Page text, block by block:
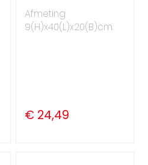
Afmeting
9(H)x40(L)x20(B)cm.
€ 24,49